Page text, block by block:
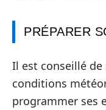
PRÉPARER
Il est conseillé de
conditions
programmer ses